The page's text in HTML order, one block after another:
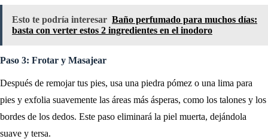
Esto te podría interesar Baño perfumado para muchos días:
basta con verter estos 2 ingredientes en el inodoro
Paso 3: Frotar y Masajear
Después de remojar tus pies, usa una piedra pómez o una lima para
pies y exfolia suavemente las áreas más ásperas, como los talones y los
bordes de los dedos. Este paso eliminará la piel muerta, dejándola
suave y tersa.